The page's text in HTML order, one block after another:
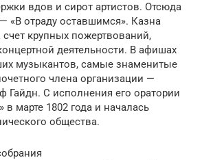
вдов и сирот артистов. Отсюда
«В отраду оставшимся». Казна
крупных пожертвований,
деятельности. В афишах
музыкантов, самые знаменитые
члена организации —
Гайдн. С исполнения его оратории
в марте 1802 года и началась
общества.